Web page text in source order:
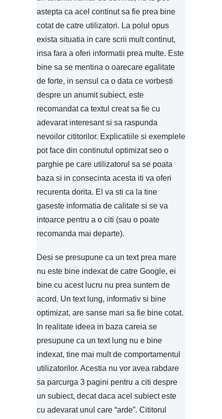
astepta ca acel continut sa fie prea bine
cotat de catre utilizatori. La polul opus
exista situatia in care scrii mult continut,
insa fara a oferi informatii prea multe. Este
bine sa se mentina o oarecare egalitate
de forte, in sensul ca o data ce vorbesti
despre un anumit subiect, este
recomandat ca textul creat sa fie cu
adevarat interesant si sa raspunda
nevoilor cititorilor. Explicatiile si exemplele
pot face din continutul optimizat seo o
parghie pe care utilizatorul sa se poata
baza si in consecinta acesta iti va oferi
recurenta dorita. El va sti ca la tine
gaseste informatia de calitate si se va
intoarce pentru a o citi (sau o poate
recomanda mai departe).
Desi se presupune ca un text prea mare
nu este bine indexat de catre Google, ei
bine cu acest lucru nu prea suntem de
acord. Un text lung, informativ si bine
optimizat, are sanse mari sa fie bine cotat.
In realitate ideea in baza careia se
presupune ca un text lung nu e bine
indexat, tine mai mult de comportamentul
utilizatorilor. Acestia nu vor avea rabdare
sa parcurga 3 pagini pentru a citi despre
un subiect, decat daca acel subiect este
cu adevarat unul care “arde”. Cititorul